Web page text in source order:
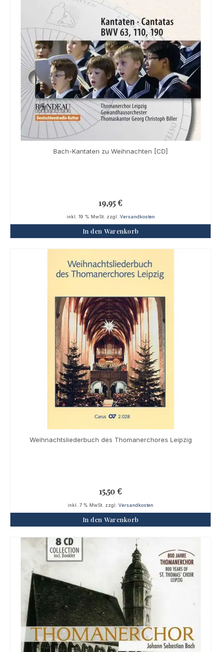
Bach-Kantaten zu Weihnachten [CD]
19,95€
inkl. 19 % MwSt. zzgl. Versandkosten
In den Warenkorb
Weihnachtsliederbuch des Thomanerchores Leipzig
15,50 €
inkl. 7 % MwSt. zzgl. Versandkosten
In den Warenkorb